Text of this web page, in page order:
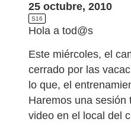
25 octubre, 2010
S16
Hola a tod@s
Este miércoles, el
cerrado por las
lo que, el
Haremos una sesión
video en el local del